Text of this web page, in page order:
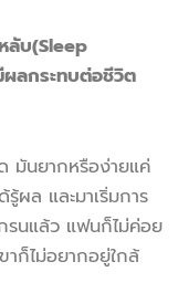
ลับ(Sleep
ลกระทบต่อชีวิต
มันยากหรือง่ายแค่
รู้ผล และมาเริ่มการ
รนแล้ว แฟนก็ไม่ค่อย
าก็ไม่อยากอยู่ใกล้